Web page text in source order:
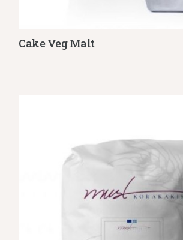
Cake Veg Malt